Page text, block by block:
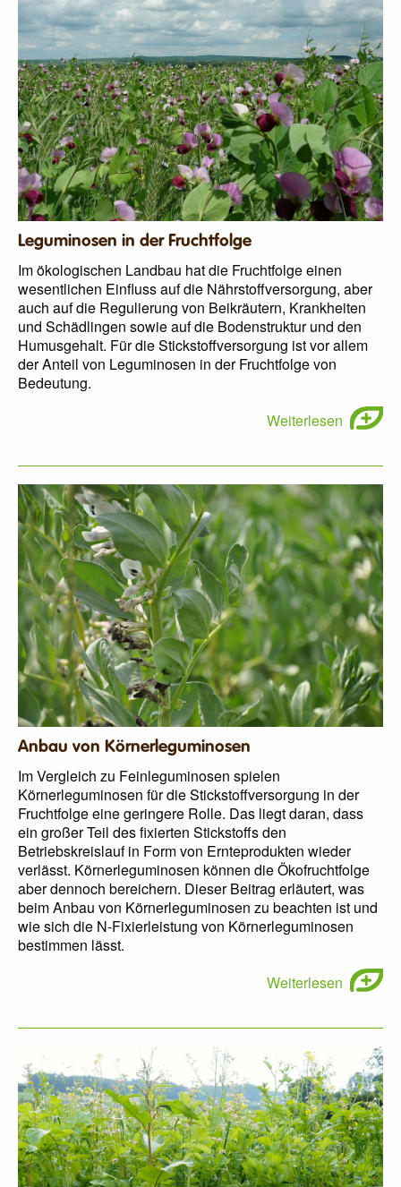
Leguminosen in der Fruchtfolge
Im ökologischen Landbau hat die Fruchtfolge einen
wesentlichen Einfluss auf die Nährstoffversorgung, aber
auch auf die Regulierung von Beikräutern, Krankheiten
und Schädlingen sowie auf die Bodenstruktur und den
Humusgehalt. Für die Stickstoffversorgung ist vor allem
der Anteil von Leguminosen in der Fruchtfolge von
Bedeutung.
Weiterlesen
Anbau von Körnerleguminosen
Im Vergleich zu Feinleguminosen spielen
Körnerleguminosen für die Stickstoffversorgung in der
Fruchtfolge eine geringere Rolle. Das liegt daran, dass
ein großer Teil des fixierten Stickstoffs den
Betriebskreislauf in Form von Ernteprodukten wieder
verlässt. Körnerleguminosen können die Ökofruchtfolge
aber dennoch bereichern. Dieser Beitrag erläutert, was
beim Anbau von Körnerleguminosen zu beachten ist und
wie sich die N-Fixierleistung von Körnerleguminosen
bestimmen lässt.
Weiterlesen